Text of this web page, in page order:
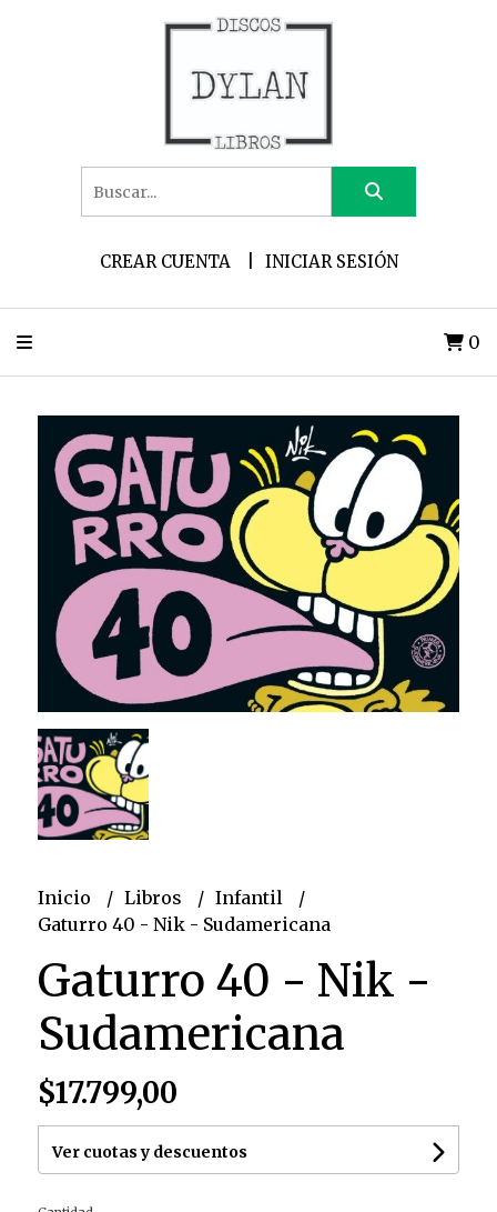
CREAR CUENTA INICIAR SESIÓN
0
Inicio Libros
Infantil
Gaturro 40 - Nik - Sudamericana
Gaturro 40 - Nik -
Sudamericana
$17.799,00
Ver cuotas y descuentos